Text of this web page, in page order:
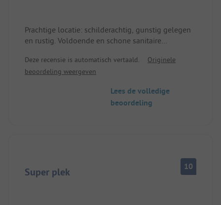
Prachtige locatie: schilderachtig, gunstig gelegen
en rustig. Voldoende en schone sanitaire
Deze recensie is automatisch vertaald.
Originele
beoordeling weergeven
Lees de volledige
beoordeling
Super plek 10